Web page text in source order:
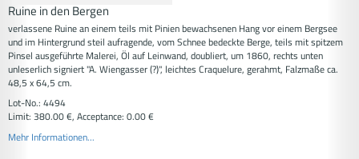
Ruine in den Bergen
verlassene Ruine an einem teils mit Pinien bewachsenen Hang vor einem Bergsee
und im Hintergrund steil aufragende, vom Schnee bedeckte Berge, teils mit spitzem
Pinsel ausgeführte Malerei, Öl auf Leinwand, doubliert, um 1860, rechts unten
unleserlich signiert "A. Wiengasser (?)", leichtes Craquelure, gerahmt, Falzmaße ca.
48,5 x 64,5 cm.
Lot-No.: 4494
Limit: 380.00 €, Acceptance: 0.00 €
Mehr Informationen...